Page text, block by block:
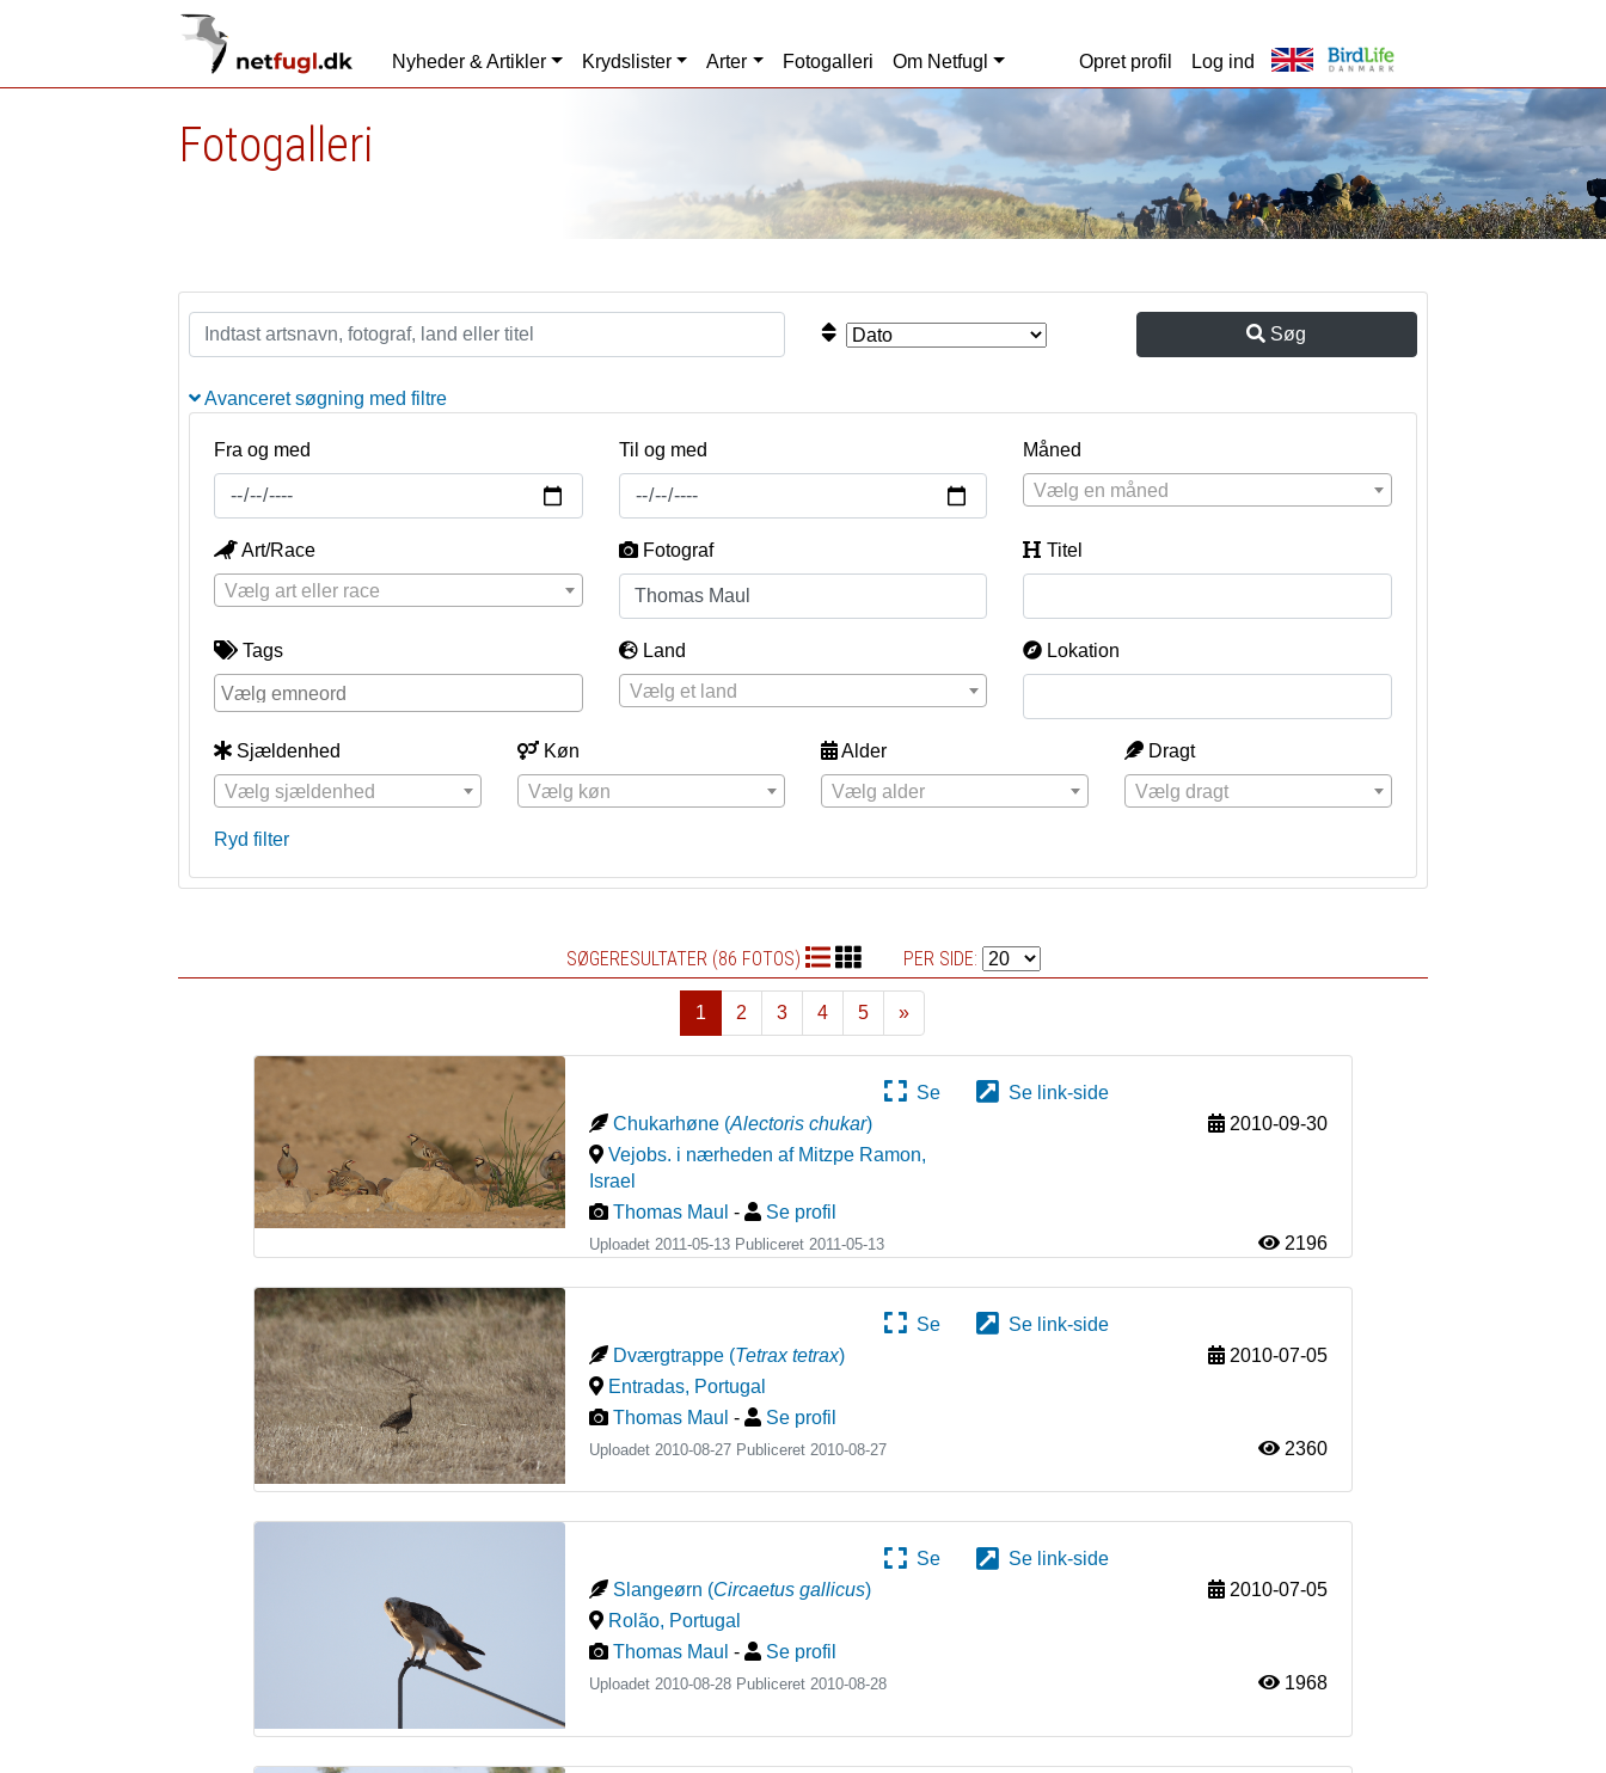
Nyheder & Artikler Krydslister Arter Fotogalleri Om Netfugl Opret profil Log ind
Fotogalleri
Søg
Avanceret søgning med filtre
Fra og med Til og med
Måned
Vælg en måned
Art/Race
Vælg art eller race
Fotograf Titel
Tags
Land
Vælg et land
Lokation
Sjældenhed
Vælg sjældenhed
Køn
Vælg køn
Alder
Vælg alder
Dragt
Vælg dragt
Ryd filter
SØGERESULTATER (86 FOTOS) PER SIDE:
1 2 3 4 5
»
Næste
Se
Se link-side
Chukarhøne (Alectoris chukar)
2010-09-30
Vejobs. i nærheden af Mitzpe Ramon,
Israel
Thomas Maul - Se profil
Uploadet 2011-05-13 Publiceret2011-05-13 2196
Se
Se link-side
Dværgtrappe (Tetrax tetrax)
2010-07-05
Entradas, Portugal
Thomas Maul - Se profil
Uploadet 2010-08-27 Publiceret2010-08-27 2360
Se
Se link-side
Slangeørn (Circaetus gallicus)
2010-07-05
Rolão, Portugal
Thomas Maul - Se profil
Uploadet 2010-08-28 Publiceret2010-08-28 1968